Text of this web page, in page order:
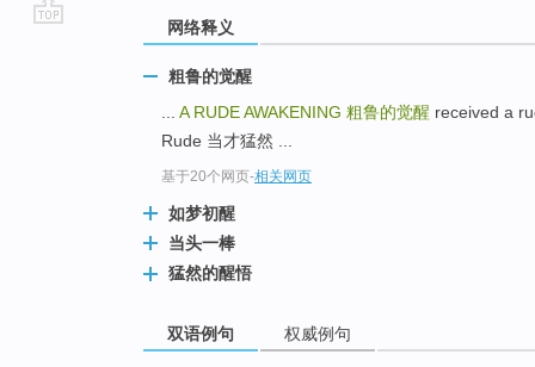
网络释义
粗鲁的觉醒
A RUDE AWAKENING 粗鲁的觉醒 received a
Rude 当才猛然 ...
基于20个网页-相关网页
如梦初醒
当头一棒
猛然的醒悟
双语例句 权威例句